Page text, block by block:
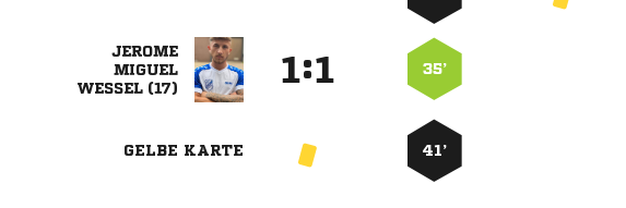


 
: 35’
GELBE KARTE 41’